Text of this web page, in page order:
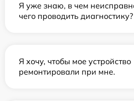
Я уже знаю, в чем
чего проводить диагностику?
Я хочу, чтобы мое устройство
ремонтировали при мне.